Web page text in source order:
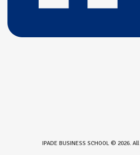
IPADE BUSINESS SCHOOL © 2026.